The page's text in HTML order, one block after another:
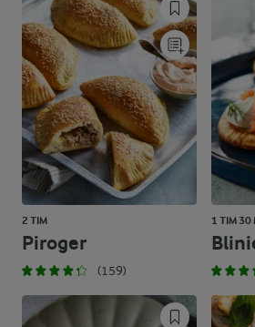
2 TIM
Piroger
(159)
1 TIM 30